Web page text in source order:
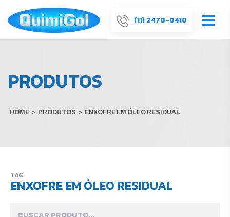
(11) 2478-8418
PRODUTOS
HOME > PRODUTOS > ENXOFRE EM ÓLEO RESIDUAL
TAG
ENXOFRE EM ÓLEO RESIDUAL